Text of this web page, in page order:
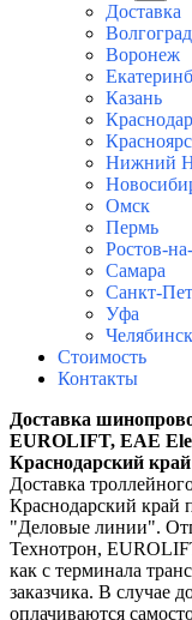
Доставка
Волгоград
Воронеж
Казань
Краснодар
Нижний
Омск
Пермь
Ростов-
Самара
Санкт-
Уфа
Челябинск
Стоимость
Контакты
Доставка
EUROLIFT, EAE
Краснодарский край
Доставка
Краснодарский край
"Деловые линии".
Технотрон,
как с терминала
заказчика. В случае
оплачиваются